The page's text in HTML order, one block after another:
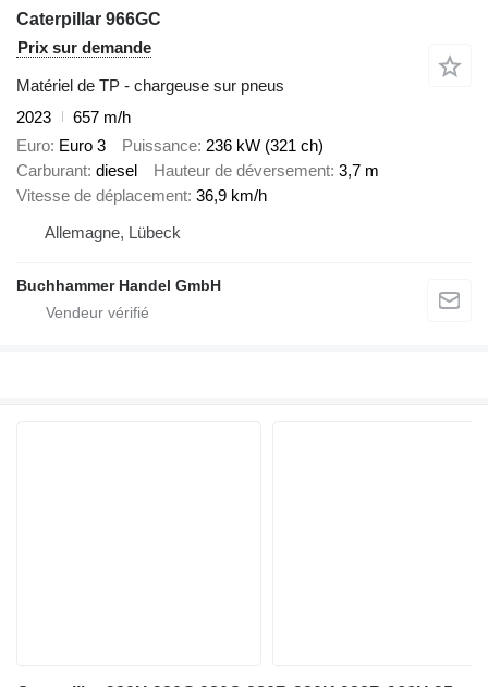
Caterpillar 966GC
Prix sur demande
Matériel de TP - chargeuse sur pneus
2023
657 m/h
Euro Euro 3 Puissance 236 kW (321 ch)
Carburant diesel Hauteur de déversement 3,7 m
Vitesse de déplacement 36,9 km/h
Allemagne, Lübeck
Buchhammer Handel GmbH